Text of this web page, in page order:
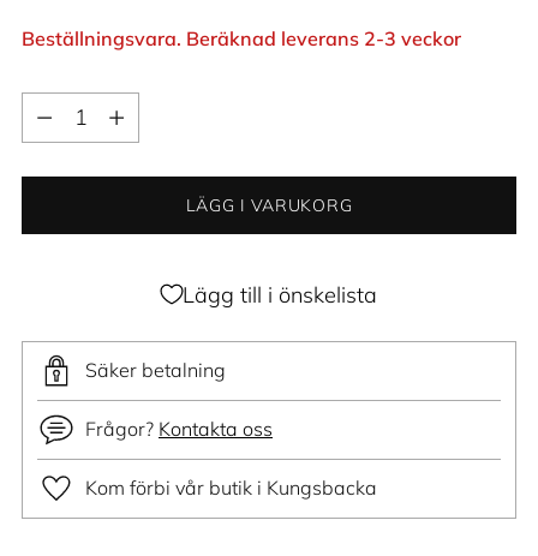
Beställningsvara. Beräknad leverans 2-3 veckor
Kvantitet
Kvantitet
LÄGG I VARUKORG
Lägg till i önskelista
Säker betalning
Frågor? Kontakta oss
Kom förbi vår butik i Kungsbacka